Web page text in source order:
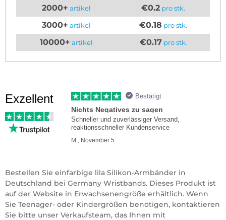
2000+ artikel €0.2 pro stk.
3000+ artikel €0.18 pro stk.
10000+ artikel €0.17pro stk.
Exzellent Bestätigt
Nichts Negatives zu sagen
Schneller und zuverlässiger Versand,
reaktionsschneller Kundenservice
M., November 5
Bestellen Sie einfarbige lila Silikon-Armbänder in
Deutschland bei Germany Wristbands. Dieses Produkt ist
auf der Website in Erwachsenengröße erhältlich. Wenn
Sie Teenager- oder Kindergrößen benötigen, kontaktieren
Sie bitte unser Verkaufsteam, das Ihnen mit